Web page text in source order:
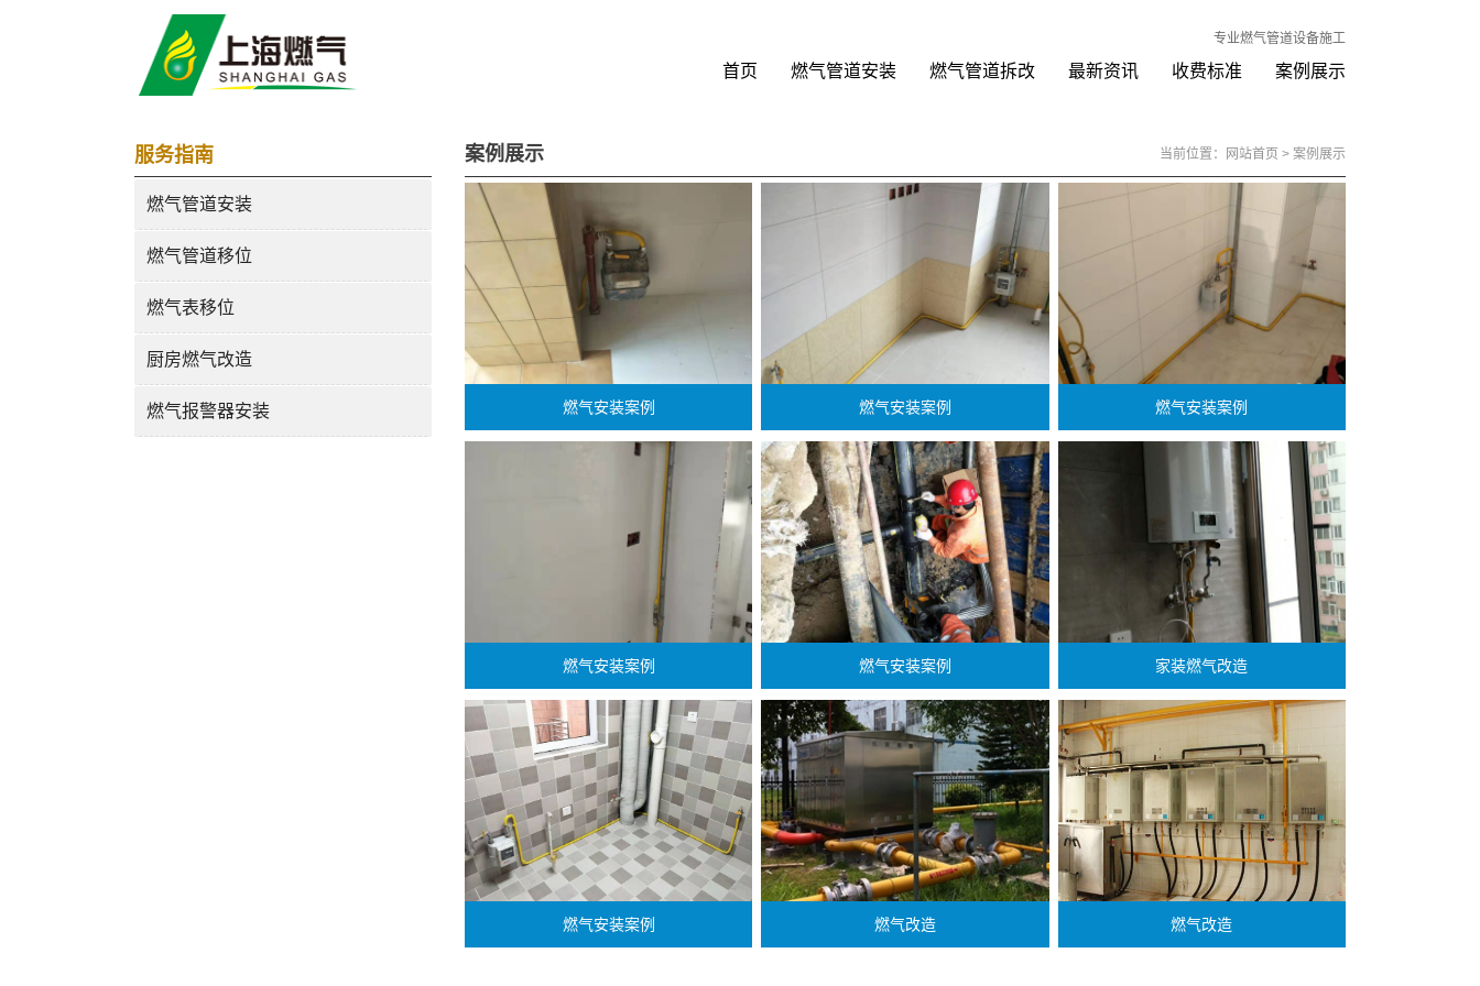
专业燃气管道设备施工
首页 燃气管道安装 燃气管道拆改 最新资讯 收费标准 案例展示
服务指南
燃气管道安装
燃气管道移位
燃气表移位
厨房燃气改造
燃气报警器安装
案例展示 当前位置： 网站首页 > 案例展示
燃气安装案例 燃气安装案例 燃气安装案例
燃气安装案例 燃气安装案例 家装燃气改造
燃气安装案例 燃气改造 燃气改造